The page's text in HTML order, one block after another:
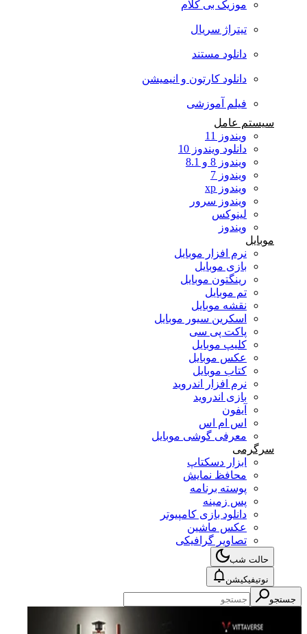
موزیک بی کلام
تیتراژ سریال
دانلود مستند
دانلود کارتون و انیمیشن
فیلم آموزشی
سیستم عامل
ویندوز 11
دانلود ویندوز 10
ویندوز 8 و 8.1
ویندوز 7
ویندوز xp
ویندوز سرور
لینوکس
ویندوز
موبایل
نرم افزار موبایل
بازی موبایل
رینگتون موبایل
تم موبایل
نقشه موبایل
اسکرین سیور موبایل
پاکت پی سی
کلیپ موبایل
عکس موبایل
کتاب موبایل
نرم افزار اندروید
بازی اندروید
آیفون
اس ام اس
معرفی گوشی موبایل
سرگرمی
ابزار دسکتاپ
محافظ نمایش
پوسته برنامه
پس زمینه
دانلود بازی کامپیوتر
عکس ماشین
تصاویر گرافیکی
حالت شب
نوتیفیکیشن
جستجو